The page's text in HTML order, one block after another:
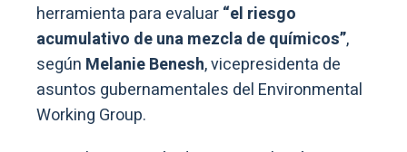
herramienta para evaluar“el riesgo
acumulativo de una mezcla de químicos”,
según Melanie Benesh, vicepresidenta de
asuntos gubernamentales del Environmental
Working Group.